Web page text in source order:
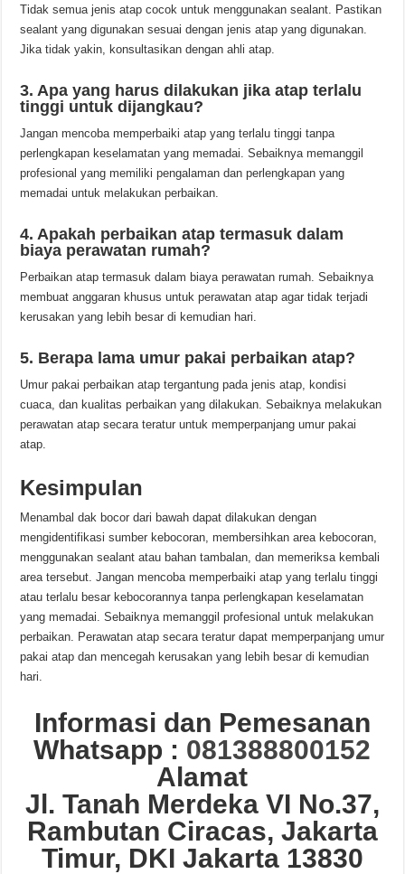
Tidak semua jenis atap cocok untuk menggunakan sealant. Pastikan
sealant yang digunakan sesuai dengan jenis atap yang digunakan.
Jika tidak yakin, konsultasikan dengan ahli atap.
3. Apa yang harus dilakukan jika atap terlalu
tinggi untuk dijangkau?
Jangan mencoba memperbaiki atap yang terlalu tinggi tanpa
perlengkapan keselamatan yang memadai. Sebaiknya memanggil
profesional yang memiliki pengalaman dan perlengkapan yang
memadai untuk melakukan perbaikan.
4. Apakah perbaikan atap termasuk dalam
biaya perawatan rumah?
Perbaikan atap termasuk dalam biaya perawatan rumah. Sebaiknya
membuat anggaran khusus untuk perawatan atap agar tidak terjadi
kerusakan yang lebih besar di kemudian hari.
5. Berapa lama umur pakai perbaikan atap?
Umur pakai perbaikan atap tergantung pada jenis atap, kondisi
cuaca, dan kualitas perbaikan yang dilakukan. Sebaiknya melakukan
perawatan atap secara teratur untuk memperpanjang umur pakai
atap.
Kesimpulan
Menambal dak bocor dari bawah dapat dilakukan dengan
mengidentifikasi sumber kebocoran, membersihkan area kebocoran,
menggunakan sealant atau bahan tambalan, dan memeriksa kembali
area tersebut. Jangan mencoba memperbaiki atap yang terlalu tinggi
atau terlalu besar kebocorannya tanpa perlengkapan keselamatan
yang memadai. Sebaiknya memanggil profesional untuk melakukan
perbaikan. Perawatan atap secara teratur dapat memperpanjang umur
pakai atap dan mencegah kerusakan yang lebih besar di kemudian
hari.
Informasi dan Pemesanan
Whatsapp : 081388800152
Alamat
Jl. Tanah Merdeka VI No.37,
Rambutan Ciracas, Jakarta
Timur, DKI Jakarta 13830